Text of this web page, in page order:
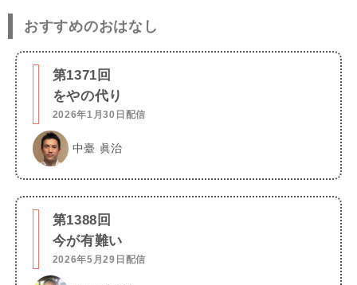
おすすめのおはなし
第1371回
をやの代り
2026年1月30日配信
中臺 眞治
第1388回
今が有難い
2026年5月29日配信